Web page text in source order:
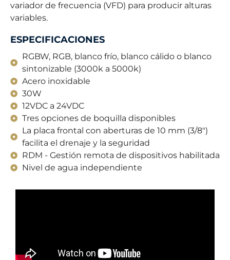
variador de frecuencia (VFD) para producir alturas
variables.
ESPECIFICACIONES
RGBW, RGB, blanco frío, blanco cálido o blanco
sintonizable (3000k a 5000k)
Acero inoxidable
30W
12VDC a 24VDC
Tres opciones de boquilla disponibles
La placa frontal con aberturas de 10 mm (3/8")
facilita el drenaje y la seguridad
RDM - Gestión remota de dispositivos habilitada
Nivel de agua independiente